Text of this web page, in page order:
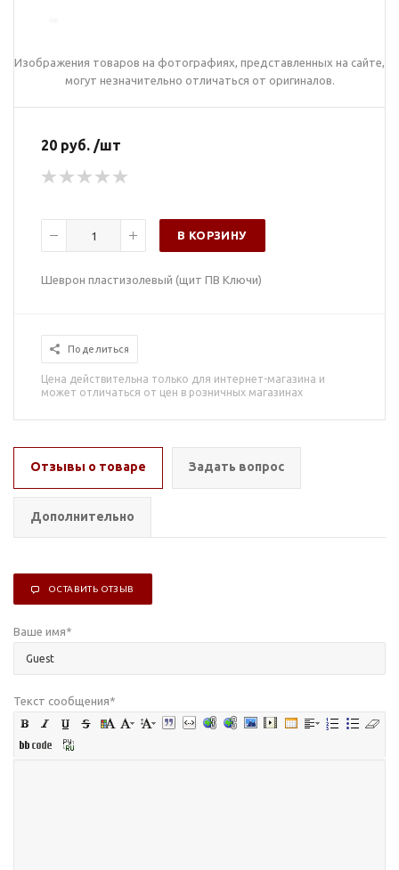
Изображения товаров на фотографиях, представленных на сайте,
могут незначительно отличаться от оригиналов.
20 руб. /шт
В КОРЗИНУ
Шеврон пластизолевый (щит ПВ Ключи)
Поделиться
Цена действительна только для интернет-магазина и
может отличаться от цен в розничных магазинах
Отзывы о товаре Задать вопрос
Дополнительно
ОСТАВИТЬ ОТЗЫВ
Ваше имя*
Текст сообщения*